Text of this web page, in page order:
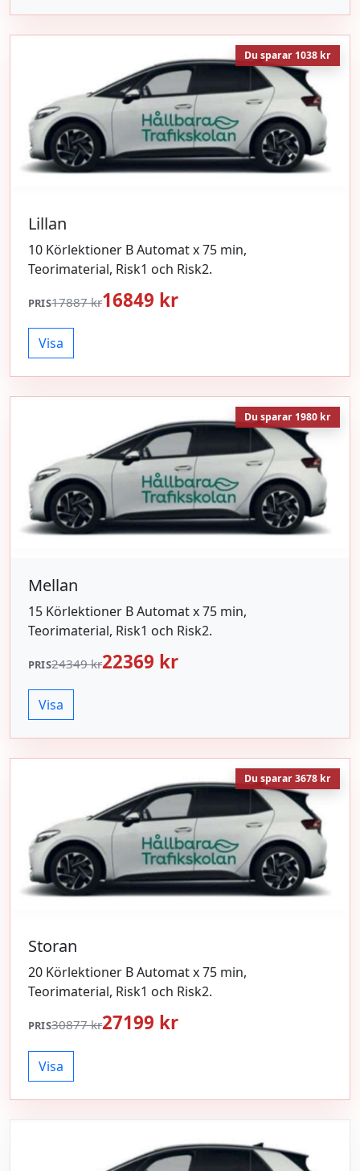
Du sparar 1038 kr
Lillan
10 Körlektioner B Automat x 75 min,
Teorimaterial, Risk1 och Risk2.
PRIS17887 kr16849 kr
Visa
Du sparar 1980 kr
Mellan
15 Körlektioner B Automat x 75 min,
Teorimaterial, Risk1 och Risk2.
PRIS24349 kr22369 kr
Visa
Du sparar 3678 kr
Storan
20 Körlektioner B Automat x 75 min,
Teorimaterial, Risk1 och Risk2.
PRIS30877 kr27199 kr
Visa